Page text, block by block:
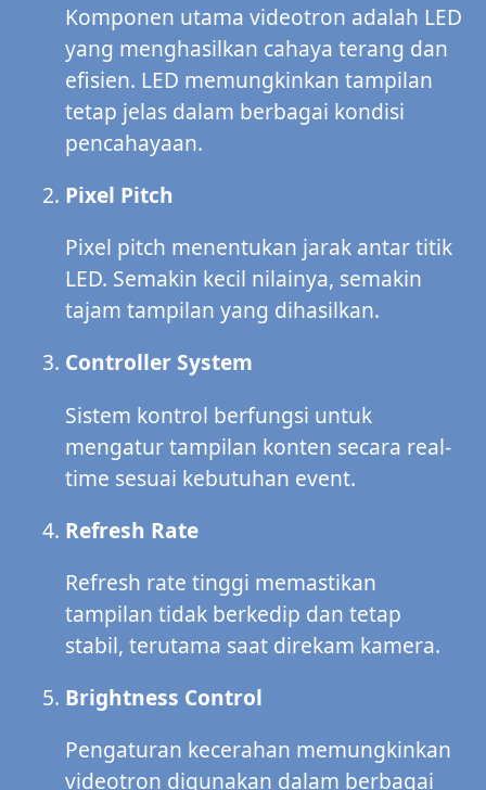
Komponen utama videotron adalah LED
yang menghasilkan cahaya terang dan
efisien. LED memungkinkan tampilan
tetap jelas dalam berbagai kondisi
pencahayaan.
Pixel Pitch
Pixel pitch menentukan jarak antar titik
LED. Semakin kecil nilainya, semakin
tajam tampilan yang dihasilkan.
Controller System
Sistem kontrol berfungsi untuk
mengatur tampilan konten secara real-
time sesuai kebutuhan event.
Refresh Rate
Refresh rate tinggi memastikan
tampilan tidak berkedip dan tetap
stabil, terutama saat direkam kamera.
Brightness Control
Pengaturan kecerahan memungkinkan
videotron digunakan dalam berbagai